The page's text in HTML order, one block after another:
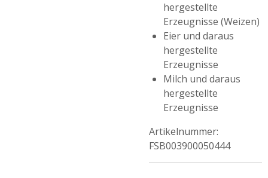
hergestellte
Erzeugnisse (Weizen)
Eier und daraus
hergestellte
Erzeugnisse
Milch und daraus
hergestellte
Erzeugnisse
Artikelnummer:
FSB003900050444